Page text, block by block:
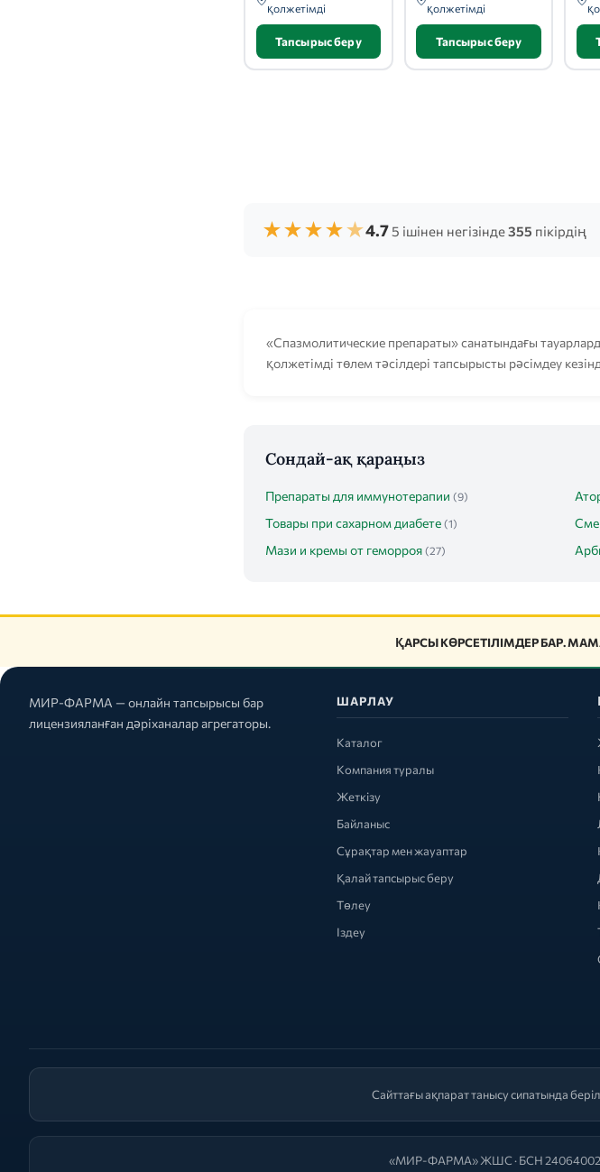
қолжетімді
Тапсырыс беру
қолжетімді
Тапсырыс беру
★★★★★4.75 ішінен негізінде355 пікірдің
«Спазмолитические препараты» санатындағы
қолжетімді төлем тәсілдері тапсырысты рәсімдеу
Сондай-ақ қараңыз
Препараты для иммунотерапии (9)
Товары при сахарном диабете (1)
Мази и кремы от геморроя (27)
ҚАРСЫ КӨРСЕТІЛІМДЕР БАР.
МИР-ФАРМА — онлайн тапсырысы бар
лицензияланған дәріханалар агрегаторы.
ШАРЛАУ
Каталог
Компания туралы
Жеткізу
Байланыс
Сұрақтар мен жауаптар
Қалай тапсырыс беру
Төлеу
Іздеу
Сайттағы ақпарат танысу сипатында
«МИР-ФАРМА» ЖШС · БСН